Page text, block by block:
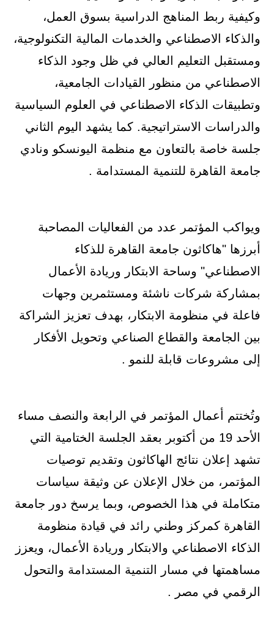
وكيفية ربط المناهج الدراسية بسوق العمل،
والذكاء الاصطناعي والخدمات المالية التكنولوجية،
ومستقبل التعليم العالي في ظل وجود الذكاء
الاصطناعي من منظور القيادات الجامعية،
وتطبيقات الذكاء الاصطناعي في العلوم السياسية
والدراسات الاستراتيجية. كما يشهد اليوم الثاني
جلسة خاصة بالتعاون مع منظمة اليونسكو ونادي
جامعة القاهرة للتنمية المستدامة .
ويواكب المؤتمر عدد من الفعاليات المصاحبة
أبرزها "هاكاثون جامعة القاهرة للذكاء
الاصطناعي" وساحة الابتكار وريادة الأعمال
بمشاركة شركات ناشئة ومستثمرين وجهات
فاعلة في منظومة الابتكار، بهدف تعزيز الشراكة
بين الجامعة والقطاع الصناعي وتحويل الأفكار
إلى مشروعات قابلة للنمو .
وتُختتم أعمال المؤتمر في الرابعة والنصف مساء
الأحد 19 من أكتوبر بعقد الجلسة الختامية التي
تشهد إعلان نتائج الهاكاثون وتقديم توصيات
المؤتمر، من خلال الإعلان عن وثيقة سياسات
متكاملة في هذا الخصوص، وبما يرسخ دور جامعة
القاهرة كمركز وطني رائد في قيادة منظومة
الذكاء الاصطناعي والابتكار وريادة الأعمال، ويعزز
مساهمتها في مسار التنمية المستدامة والتحول
الرقمي في مصر .